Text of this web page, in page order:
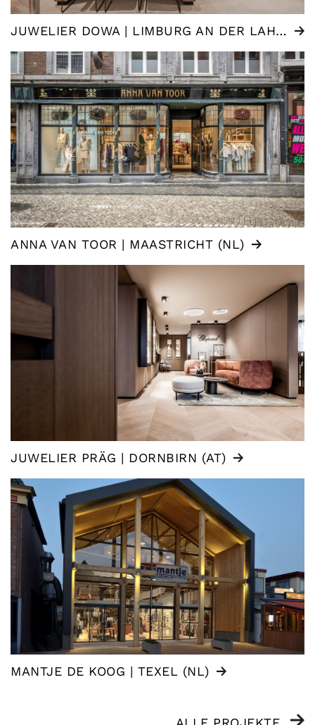
JUWELIER DOWA | LIMBURG AN DER LAHN (DE)
ANNA VAN TOOR | MAASTRICHT (NL)
JUWELIER PRÄG | DORNBIRN (AT)
MANTJE DE KOOG | TEXEL (NL)